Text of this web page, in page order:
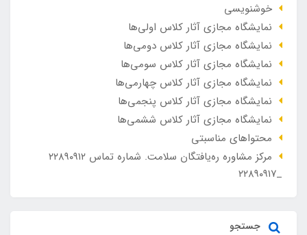
خوشنویسی
نمایشگاه مجازی آثار کلاس اولی‌ها
نمایشگاه مجازی آثار کلاس دومی‌ها
نمایشگاه مجازی آثار کلاس سومی‌ها
نمایشگاه مجازی آثار کلاس چهارمی‌ها
نمایشگاه مجازی آثار کلاس پنجمی‌ها
نمایشگاه مجازی آثار کلاس ششمی‌ها
محتواهای مناسبتی
مرکز مشاوره ره‌یافتگان سلامت. شماره تماس ۲۲۸۹۰۹۱۲
_۲۲۸۹۰۹۱۷
جستجو